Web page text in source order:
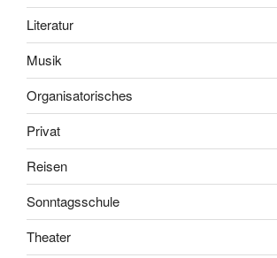
Literatur
Musik
Organisatorisches
Privat
Reisen
Sonntagsschule
Theater